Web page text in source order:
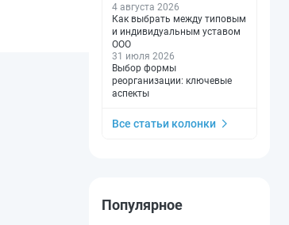
4 августа 2026
Как выбрать между типовым
и индивидуальным уставом
ООО
31 июля 2026
Выбор формы
реорганизации: ключевые
аспекты
Все статьи колонки
Популярное